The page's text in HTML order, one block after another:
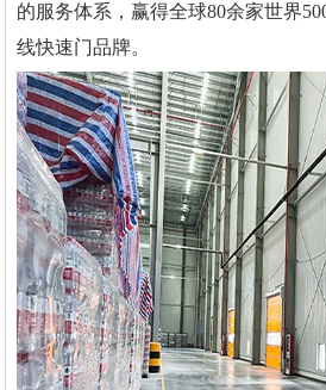
的服务体系，赢得全球80余家世界
线快速门品牌。